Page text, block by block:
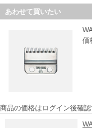
あわせて買いたい
価
商品の価格はログイン後確